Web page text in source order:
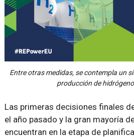
Entre otras medidas, se contempla un
producción de
Las primeras decisiones finales
el año pasado y la gran mayoría
encuentran en la etapa de